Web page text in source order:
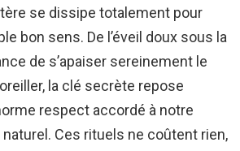
se dissipe totalement pour
bon sens. De l’éveil doux sous la
de s’apaiser sereinement le
la clé secrète repose
respect accordé à notre
Ces rituels ne coûtent rien,